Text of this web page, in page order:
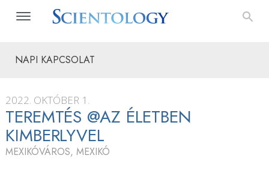
NAPI KAPCSOLAT
2022. OKTÓBER 1.
TEREMTÉS @AZ ÉLETBEN
KIMBERLYVEL
MEXIKÓVÁROS, MEXIKÓ